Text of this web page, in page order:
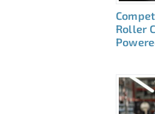
Roller